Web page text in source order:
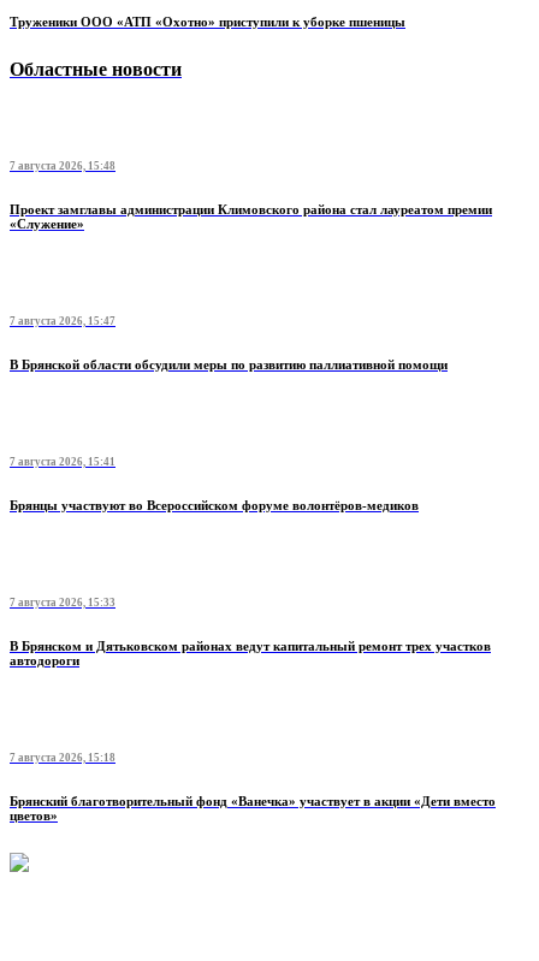
Труженики ООО «АТП «Охотно» приступили к уборке пшеницы
Областные новости
7 августа 2026, 15:48
Проект замглавы администрации Климовского района стал лауреатом премии
«Служение»
7 августа 2026, 15:47
В Брянской области обсудили меры по развитию паллиативной помощи
7 августа 2026, 15:41
Брянцы участвуют во Всероссийском форуме волонтёров-медиков
7 августа 2026, 15:33
В Брянском и Дятьковском районах ведут капитальный ремонт трех участков
автодороги
7 августа 2026, 15:18
Брянский благотворительный фонд «Ванечка» участвует в акции «Дети вместо
цветов»